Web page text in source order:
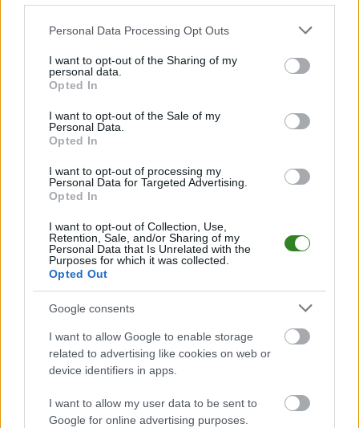
Please note that this website/app uses one or more Google
not limited to your visit or usage behaviour. You may click to
grant or deny consent to Google and its third-party tags to
use your data for below specified purposes in below Google
consent section.
Personal Data Processing Opt Outs
I want to opt-out of the Sharing of my
personal data.
Opted In
I want to opt-out of the Sale of my
Personal Data.
Opted In
I want to opt-out of processing my
Personal Data for Targeted Advertising.
Opted In
I want to opt-out of Collection, Use,
Retention, Sale, and/or Sharing of my
Personal Data that Is Unrelated with the
Purposes for which it was collected.
Opted Out
Google consents
I want to allow Google to enable storage
related to advertising like cookies on web or
device identifiers in apps.
I want to allow my user data to be sent to
Google for online advertising purposes.
aktualizujemy zależnie od poziomu ligi i dostępnych źródeł.
Śledź mecze swojej drużyny
Jeśli jesteś kibicem klubu Stal Rzeszów CLJ lub Polonia Warszawa CLJ -
zaglądaj tutaj częściej. Nasz serwis regularnie dostarcza informacje o
terminach meczów, wynikach, transferach i newsach klubowych
piłkarskichw województwie. Sprawdź nasze relacje, śledź ulubioną ligę i
bądź na bieżąco z wydarzeniami z boisk!
Stal Rzeszów CLJ - Polonia Warszawa CLJ
odbędzie się w
ramach 7. kolejki - Centralna Liga Juniorów. Spotkanie zostanie rozegrane
Stal Rzeszów CLJprzystępuje do tego spotkania w roli gospodarza. Jak
drużyna radzi sobie w sezonie 2025/2026 rozgrywek Centralna Liga
Juniorów przed własną publicznością? Na tej stronie możecie zobaczyć
tabelę uwzględniającą tylko mecze u siebie. W tabeli biorącej pod uwagę
tylko mecze wyjazdowe możecie natomiast sprawdzić jak spisuje się klub
Polonia Warszawa CLJ.
Centralna Liga Juniorów - sytuacja w tabeli
Przed meczami 7. kolejki - Centralna Liga Juniorów gospodarze (Stal
Rzeszów CLJ) zajmują14. miejsce
Poniżej znajdziesz także ostatnie mecze obu drużyn oraz statystyki
bramkowe.